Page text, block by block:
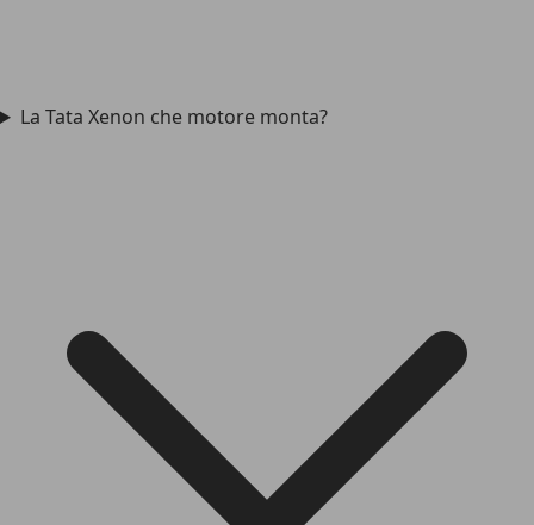
La Tata Xenon che motore monta?